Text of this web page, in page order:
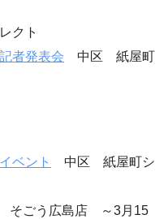
クト
者発表会 中区 紙屋町
ベント
中区 紙屋町シ
ごう広島店 ～3月15